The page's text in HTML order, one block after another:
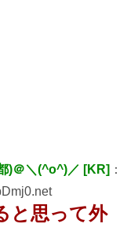
)＠＼(^o^)／ [KR] ：
と思って外